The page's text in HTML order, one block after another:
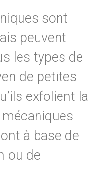
sont
peuvent
les types de
de petites
exfolient la
à base de
ou de